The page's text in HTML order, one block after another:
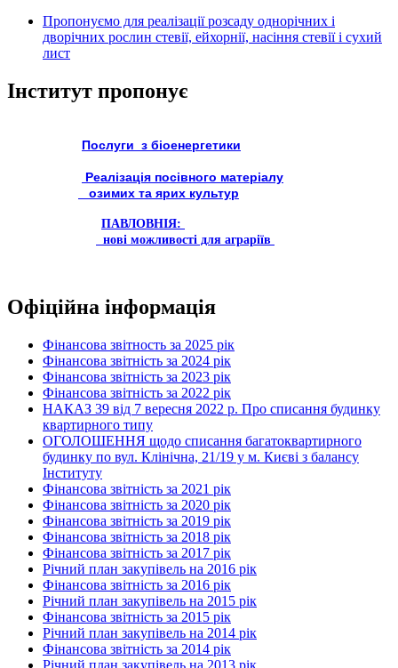
Пропонуємо для реалізації розсаду однорічних і
дворічних рослин стевії, ейхорнії, насіння стевії і сухий
лист
Інститут пропонує
Послуги з біоенергетики
Реалізація посівного матеріалу
озимих та ярих культур
ПАВЛОВНІЯ:
нові можливості для аграріїв
Офіційна інформація
Фінансова звітность за 2025 рік
Фінансова звітність за 2024 рік
Фінансова звітність за 2023 рік
Фінансова звітність за 2022 рік
НАКАЗ 39 від 7 вересня 2022 р. Про списання будинку
квартирного типу
ОГОЛОШЕННЯ щодо списання багатоквартирного
будинку по вул. Клінічна, 21/19 у м. Києві з балансу
Інституту
Фінансова звітність за 2021 рік
Фінансова звітність за 2020 рік
Фінансова звітність за 2019 рік
Фінансова звітність за 2018 рік
Фінансова звітність за 2017 рік
Річний план закупівель на 2016 рік
Фінансова звітність за 2016 рік
Річний план закупівель на 2015 рік
Фінансова звітність за 2015 рік
Річний план закупівель на 2014 рік
Фінансова звітність за 2014 рік
Річний план закупівель на 2013 рік